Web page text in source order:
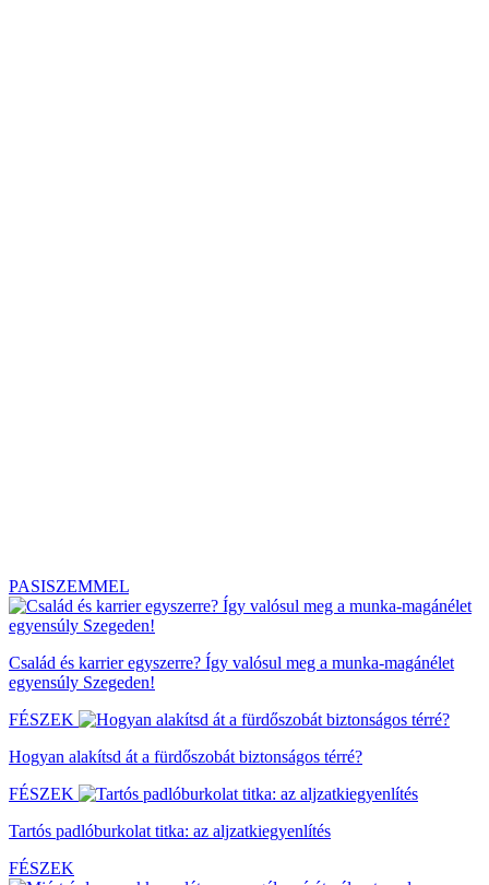
PASISZEMMEL
Család és karrier egyszerre? Így valósul meg a munka-magánélet
egyensúly Szegeden!
FÉSZEK
Hogyan alakítsd át a fürdőszobát biztonságos térré?
FÉSZEK
Tartós padlóburkolat titka: az aljzatkiegyenlítés
FÉSZEK